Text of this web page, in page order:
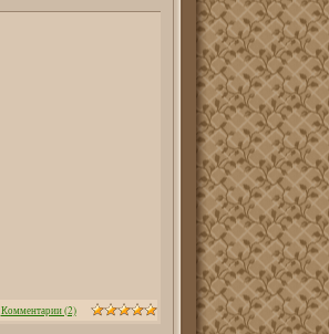
Комментарии (2)